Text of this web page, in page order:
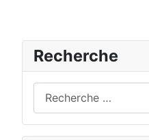
Recherche